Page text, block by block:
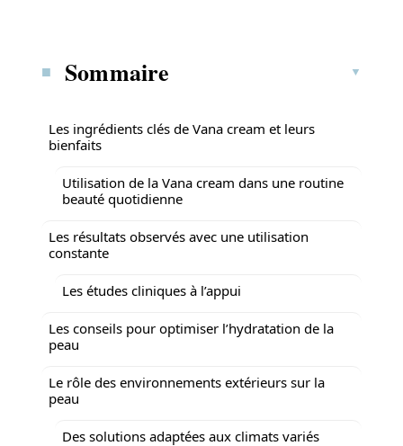
Sommaire
Les ingrédients clés de Vana cream et leurs
bienfaits
Utilisation de la Vana cream dans une routine
beauté quotidienne
Les résultats observés avec une utilisation
constante
Les études cliniques à l’appui
Les conseils pour optimiser l’hydratation de la
peau
Le rôle des environnements extérieurs sur la
peau
Des solutions adaptées aux climats variés